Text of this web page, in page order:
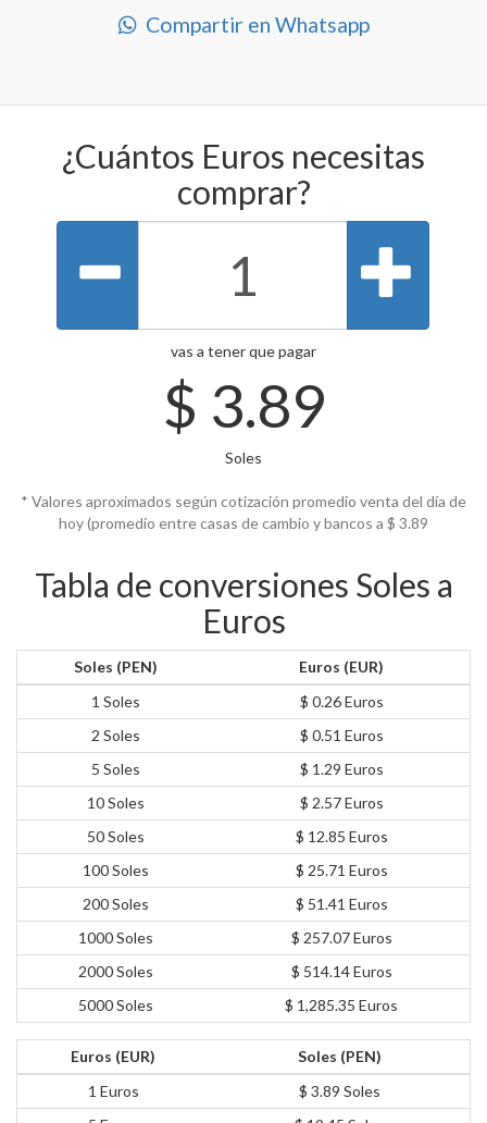
Compartir en Whatsapp
¿Cuántos Euros necesitas
comprar?
vas a tener que pagar
$ 3.89
Soles
* Valores aproximados según cotización promedio venta del día de
hoy (promedio entre casas de cambio y bancos a $ 3.89
Tabla de conversiones Soles a
Euros
Soles (PEN)
Euros (EUR)
1 Soles
$ 0.26 Euros
2 Soles
$ 0.51 Euros
5 Soles
$ 1.29 Euros
10 Soles
$ 2.57 Euros
50 Soles
$ 12.85 Euros
100 Soles
$ 25.71 Euros
200 Soles
$ 51.41 Euros
1000 Soles
$ 257.07 Euros
2000 Soles
$ 514.14 Euros
5000 Soles
$ 1,285.35 Euros
Euros (EUR)
Soles (PEN)
1 Euros
$ 3.89 Soles